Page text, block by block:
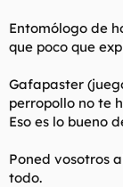
Entomólogo de
que poco que
Gafapaster
perropollo no te
Eso es lo bueno
Poned vosotros
todo.